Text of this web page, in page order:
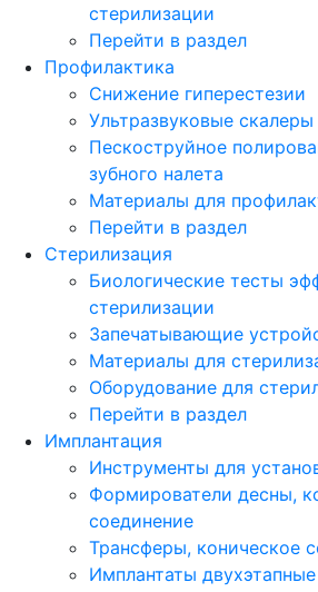
стерилизации
Перейти в раздел
Профилактика
Снижение гиперестезии
Ультразвуковые скалеры
Пескоструйное
зубного налета
Материалы для
Перейти в раздел
Стерилизация
Биологические тесты
стерилизации
Запечатывающие
Материалы для
Оборудование для
Перейти в раздел
Имплантация
Инструменты для
Формирователи десны,
соединение
Трансферы, коническое
Имплантаты